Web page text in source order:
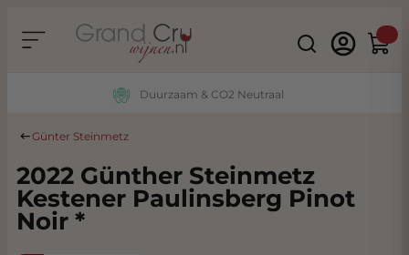
Search
Duurzaam & CO2 Neutraal
Günter Steinmetz
2022 Günther Steinmetz
Kestener Paulinsberg Pinot
Noir *